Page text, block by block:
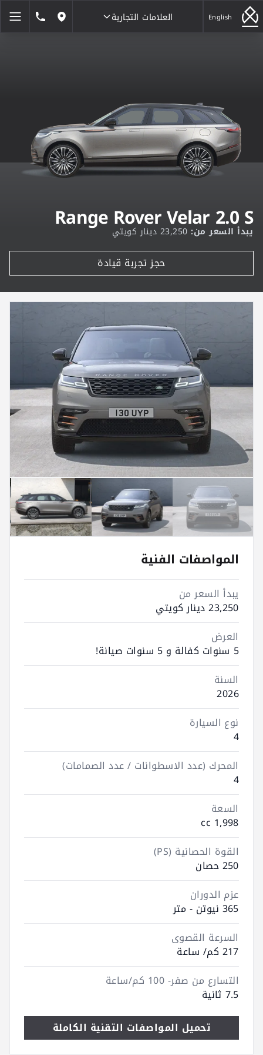
English
العلامات التجارية
مواقعنا
Range Rover Velar 2.0 S
يبدأ السعر من:23,250 دينار كويتي
حجز تجربة قيادة
المواصفات الفنية
يبدأ السعر من
23,250 دينار كويتي
العرض
5 سنوات كفالة و 5 سنوات صيانة!
السنة
2026
نوع السيارة
4
المحرك (عدد الاسطوانات / عدد الصمامات)
4
السعة
1,998 cc
القوة الحصانية (PS)
250 حصان
عزم الدوران
365 نيوتن - متر
السرعة القصوى
217 كم/ ساعة
التسارع من صفر- 100 كم/ساعة
7.5 ثانية
تحميل المواصفات التقنية الكاملة